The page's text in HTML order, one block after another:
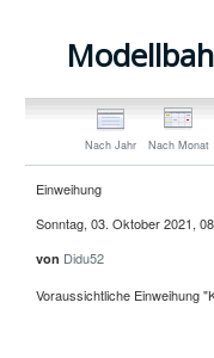
Nach Jahr Nach Monat
Einweihung
Sonntag, 03. Oktober 2021,
von Didu52
Voraussichtliche Einweihung